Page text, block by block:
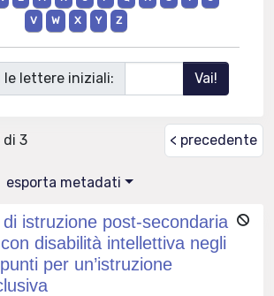
V
W X Y Z
le lettere iniziali:
di 3 < precedente
esporta metadati
istruzione post-secondaria
disabilità intellettiva negli
per un’istruzione